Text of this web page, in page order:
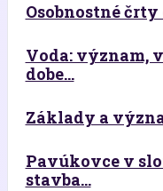
Osobnostné
Voda: význam,
dobe...
Základy a
Pavúkovce v
stavba...